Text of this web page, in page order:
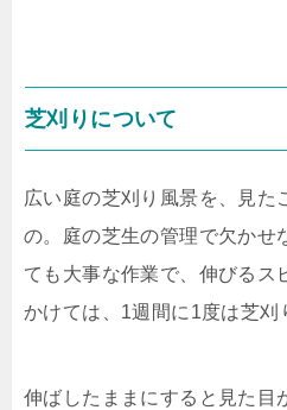
芝刈りについて
広い庭の芝刈り風景を、見た
の。庭の芝生の管理で欠かせ
ても大事な作業で、伸びるス
かけては、 1週間に1度は芝刈
伸ばしたままにすると見た目